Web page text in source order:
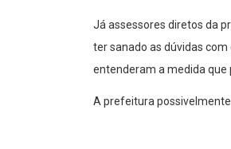
Já assessores diretos da
ter sanado as dúvidas
entenderam a medida que
A prefeitura